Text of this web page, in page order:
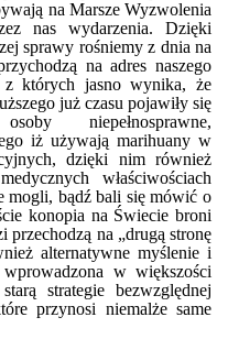
na Marsze Wyzwolenia
nas wydarzenia. Dzięki
sprawy rośniemy z dnia na
na adres naszego
z których jasno wynika, że
już czasu pojawiły się
niepełnosprawne,
iż używają marihuany w
dzięki nim również
właściwościach
mogli, bądź bali się mówić o
konopia na Świecie broni
przechodzą na „drugą stronę
alternatywne myślenie i
w większości
strategie bezwzględnej
przynosi niemalże same